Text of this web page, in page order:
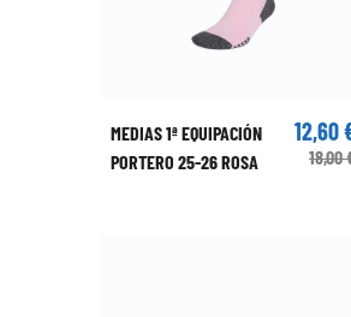
MEDIAS 1ª EQUIPACIÓN
PORTERO 25-26 ROSA
12,60
18,00